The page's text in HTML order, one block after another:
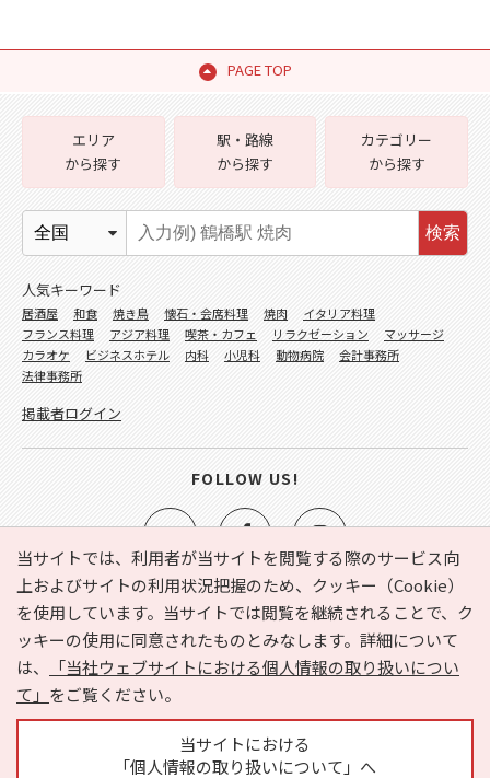
PAGE TOP
当サイトでは、利用者が当サイトを閲覧する際のサービス向
上およびサイトの利用状況把握のため、クッキー（Cookie）
を使用しています。当サイトでは閲覧を継続されることで、ク
ッキーの使用に同意されたものとみなします。詳細について
は、
「当社ウェブサイトにおける個人情報の取り扱いについ
て」 をご覧ください。
当サイトにおける
「個人情報の取り扱いについて」へ
e-NAVITA（イーナビタ）とは？ お気に入り
ヘルプ
利用規約
個人情報の取り扱いについて
運営会社
サイトマップ
広告掲載に関するお問い合わせ
エリア
から探す
駅・路線
から探す
カテゴリー
から探す
検索
人気キーワード
居酒屋 和食 焼き鳥 懐石・会席料理 焼肉
イタリア料理
フランス料理
アジア料理 喫茶・カフェ リラクゼーション
マッサージ
カラオケ
ビジネスホテル 内科 小児科 動物病院
会計事務所
法律事務所
掲載者ログイン
FOLLOW US!